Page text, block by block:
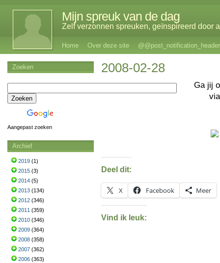
Mijn spreuk van de dag
Zelf verzonnen spreuken, geïnspireerd door
Home Over deze site @@post_notification_header
2008-02-28
Ga jij
Deel dit:
X Facebook Meer
Vind ik leuk:
Zoeken
Aangepast zoeken
Archief
2019 (1)
2015 (3)
2014 (5)
2013 (134)
2012 (346)
2011 (359)
2010 (346)
2009 (364)
2008 (358)
2007 (362)
2006 (363)